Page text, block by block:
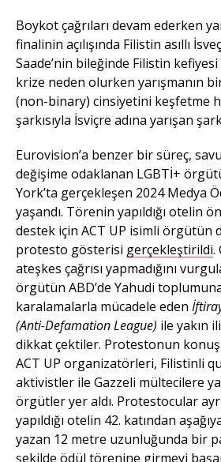
Boykot çağrıları devam ederken
finalinin açılışında Filistin asıllı
Saade’nin bileğinde Filistin kefiyesi
krize neden olurken yarışmanın
(non-binary) cinsiyetini keşfetme
şarkısıyla İsviçre adına yarışan
Eurovision’a benzer bir süreç,
değişime odaklanan LGBTİ+
York’ta gerçekleşen 2024 Medya
yaşandı. Törenin yapıldığı otelin
destek için ACT UP isimli örgütün
protesto gösterisi gerçekleştirildi.
ateşkes çağrısı yapmadığını
örgütün ABD’de Yahudi
karalamalarla mücadele eden
(Anti-Defamation League) ile yakın
dikkat çektiler. Protestonun
ACT UP organizatörleri, Filistinli
aktivistler ile Gazzeli mültecilere
örgütler yer aldı. Protestocular
yapıldığı otelin 42. katından
yazan 12 metre uzunluğunda bir
şekilde ödül törenine girmeyi